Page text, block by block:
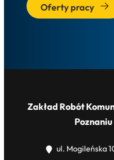
Oferty pracy
Zakład Robót
Poznaniu
ul. Mogileńska